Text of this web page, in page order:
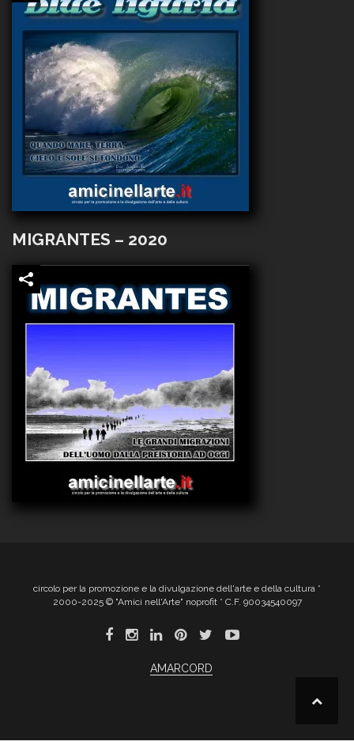
MIGRANTES – 2020
circolo per la promozione e la divulgazione dell'arte e della cultura *
2000-2025 © "Amici nell'Arte" noprofit * C.F. 90034540097
AMARCORD